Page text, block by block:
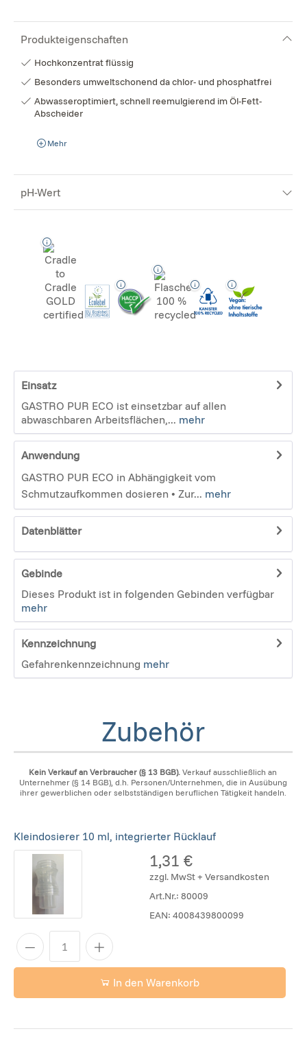
Produkteigenschaften
Hochkonzentrat flüssig
Besonders umweltschonend da chlor- und phosphatfrei
Abwasseroptimiert, schnell reemulgierend im Öl-Fett-
Abscheider
Mehr
pH-Wert
Einsatz
GASTRO PUR ECO ist einsetzbar auf allen
abwaschbaren Arbeitsflächen,... mehr
Anwendung
GASTRO PUR ECO in Abhängigkeit vom
Schmutzaufkommen dosieren • Zur... mehr
Datenblätter
Gebinde
Dieses Produkt ist in folgenden Gebinden verfügbar
mehr
Kennzeichnung
Gefahrenkennzeichnung mehr
Zubehör
Kein Verkauf an Verbraucher (§ 13 BGB). Verkauf ausschließlich an
Unternehmer (§ 14 BGB), d.h. Personen/Unternehmen, die in Ausübung
ihrer gewerblichen oder selbstständigen beruflichen Tätigkeit handeln.
Kleindosierer 10 ml, integrierter Rücklauf
1,31 €
zzgl. MwSt + Versandkosten
Art.Nr.:80009
EAN:4008439800099
In den Warenkorb